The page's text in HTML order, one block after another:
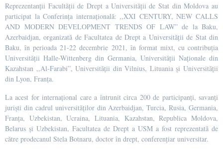
Reprezentanții Facultății de Drept a Universității de Stat din Moldova au
participat la Conferința internațională: ,,XXI CENTURY, NEW CALLS
AND MODERN DEVELOPMENT TRENDS OF LAW” de la Baku,
Azerbaidjan, organizată de Facultatea de Drept a Universității de Stat din
Baku, în perioada 21-22 decembrie 2021, în format mixt, cu contribuția
Universității Halle-Wittenberg din Germania, Universității Naționale din
Kazahstan ,,Al-Farabi”, Universității din Vilnius, Lituania și Universității
din Lyon, Franța.
La acest for internațional care a întrunit circa 200 de participanți, savanți
juriști din cadrul universităților din Azerbaidjan, Turcia, Rusia, Germania,
Franța, Uzbekistan, Ucraina, Lituania, Kazahstan, Republica Moldova,
Belarus și Uzbekistan, Facultatea de Drept a USM a fost reprezentată de
către prodecanul Stela Botnaru, doctor în drept, conferențiar universitar.